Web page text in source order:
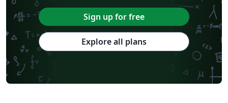
Sign up for free
Explore all plans